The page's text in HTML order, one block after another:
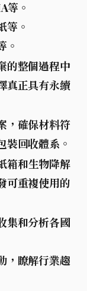
等。
等。
。
的整個過程中
真正具有永續
，確保材料符
裝回收體系 。
箱和生物降解
可重複使用的
集和分析各國
，瞭解行業趨